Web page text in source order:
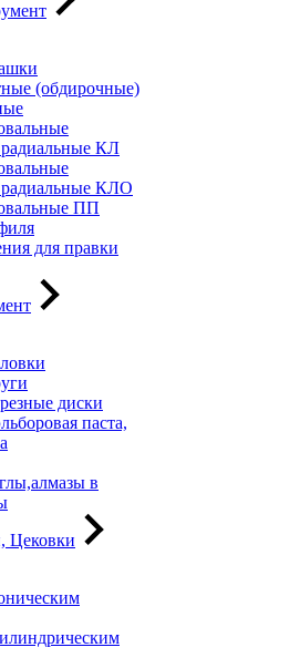
(обдирочные)
радиальные КЛ
радиальные КЛО
ПП
для правки
диски
паста,
в
Цековки